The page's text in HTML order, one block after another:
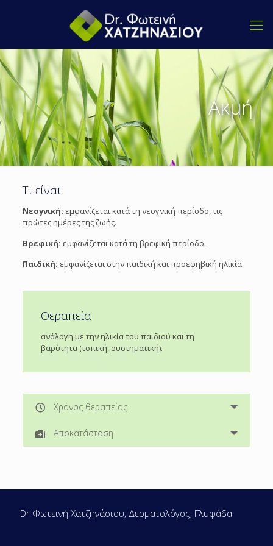
Ακμή
Τι είναι
Νεογνική: εμφανίζεται κατά τη νεογνική περίοδο, τις
πρώτες ημέρες της ζωής.
Βρεφική: εμφανίζεται κατά τη βρεφική περίοδο.
Παιδική: εμφανίζεται στην παιδική και προεφηβική ηλικία.
Θεραπεία
ανάλογη με την ηλικία του παιδιού και τη
βαρύτητα (τοπική, συστηματική).
Xρόνος θεραπείας
Αποκατάσταση
Dr Φωτεινή Χατζηνάσιου, Δερματολόγος, Γλυφάδα